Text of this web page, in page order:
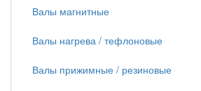
Валы магнитные
Валы нагрева / тефлоновые
Валы прижимные / резиновые